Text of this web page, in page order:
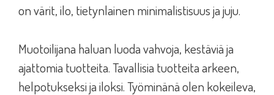
on värit, ilo, tietynlainen minimalistisuus ja juju.
Muotoilijana haluan luoda vahvoja, kestäviä ja
ajattomia tuotteita. Tavallisia tuotteita arkeen,
helpotukseksi ja iloksi. Työminänä olen kokeileva,